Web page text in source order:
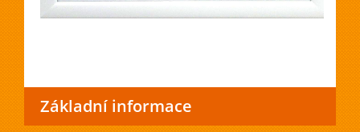
Základní informace